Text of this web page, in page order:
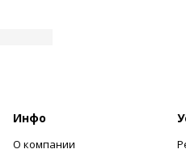
Инфо
О компании